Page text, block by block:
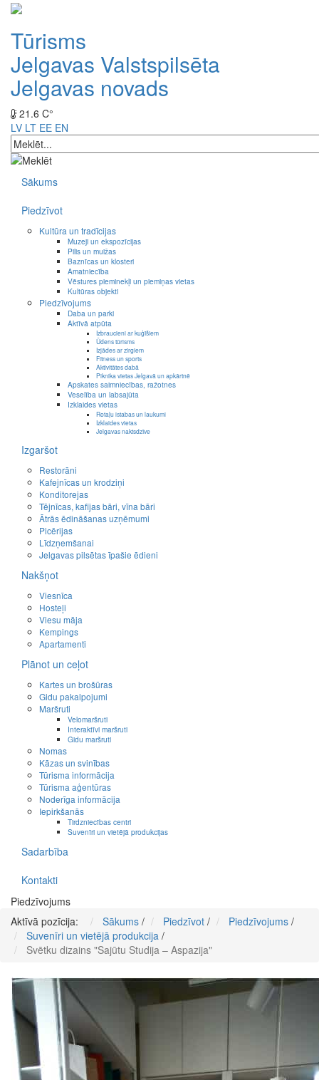
Tūrisms
Jelgavas Valstspilsēta
Jelgavas novads
21.6 C°
LV LT EE EN
Sākums
Piedzīvot
Kultūra un tradīcijas
Muzeji un ekspozīcijas
Pilis un muižas
Baznīcas un klosteri
Amatniecība
Vēstures pieminekļi un piemiņas vietas
Kultūras objekti
Piedzīvojums
Daba un parki
Aktīvā atpūta
Izbraucieni ar kuģīšiem
Ūdens tūrisms
Izjādes ar zirgiem
Fitness un sports
Aktivitātes dabā
Piknika vietas Jelgavā un apkārtnē
Apskates saimniecības, ražotnes
Veselība un labsajūta
Izklaides vietas
Rotaļu istabas un laukumi
Izklaides vietas
Jelgavas naktsdzīve
Izgaršot
Restorāni
Kafejnīcas un krodziņi
Konditorejas
Tējnīcas, kafijas bāri, vīna bāri
Ātrās ēdināšanas uzņēmumi
Picērijas
Līdzņemšanai
Jelgavas pilsētas īpašie ēdieni
Nakšņot
Viesnīca
Hosteļi
Viesu māja
Kempings
Apartamenti
Plānot un ceļot
Kartes un brošūras
Gidu pakalpojumi
Maršruti
Velomaršruti
Interaktīvi maršruti
Gidu maršruti
Nomas
Kāzas un svinības
Tūrisma informācija
Tūrisma aģentūras
Noderīga informācija
Iepirkšanās
Tirdzniecības centri
Suvenīri un vietējā produkcijas
Sadarbība
Kontakti
Piedzīvojums
Aktīvā pozīcija:
Sākums / Piedzīvot / Piedzīvojums /
Suvenīri un vietējā produkcija /
Svētku dizains "Sajūtu Studija – Aspazija"